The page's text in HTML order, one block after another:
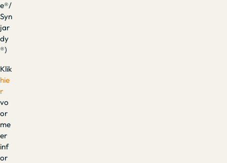
e®/
Syn
jar
dy
®)
Klik
hie
r
vo
or
me
er
inf
or